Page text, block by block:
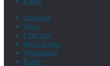
Startseite
Shop
Über uns
Mein Konto
Warenkorb
Kasse